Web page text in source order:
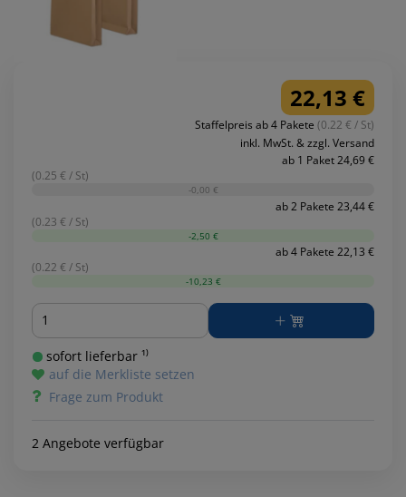
22,13 €
Staffelpreis ab 4 Pakete (0.22 € / St)
inkl. MwSt. & zzgl. Versand
ab 1 Paket 24,69 €
(0.25 € / St)
-0,00 €
ab 2 Pakete 23,44 €
(0.23 € / St)
-2,50 €
ab 4 Pakete 22,13 €
(0.22 € / St)
-10,23 €
Menge
sofort lieferbar ¹⁾
auf die Merkliste setzen
Frage zum Produkt
2 Angebote verfügbar